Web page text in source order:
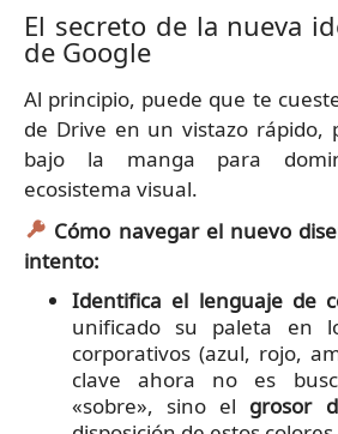
El secreto de la nueva
de Google
Al principio, puede que te
de Drive en un vistazo rápido,
bajo la manga para
ecosistema visual.
Cómo navegar el nuevo
intento:
Identifica el lenguaje de
unificado su paleta en
corporativos (azul, rojo,
clave ahora no es
«sobre», sino el grosor